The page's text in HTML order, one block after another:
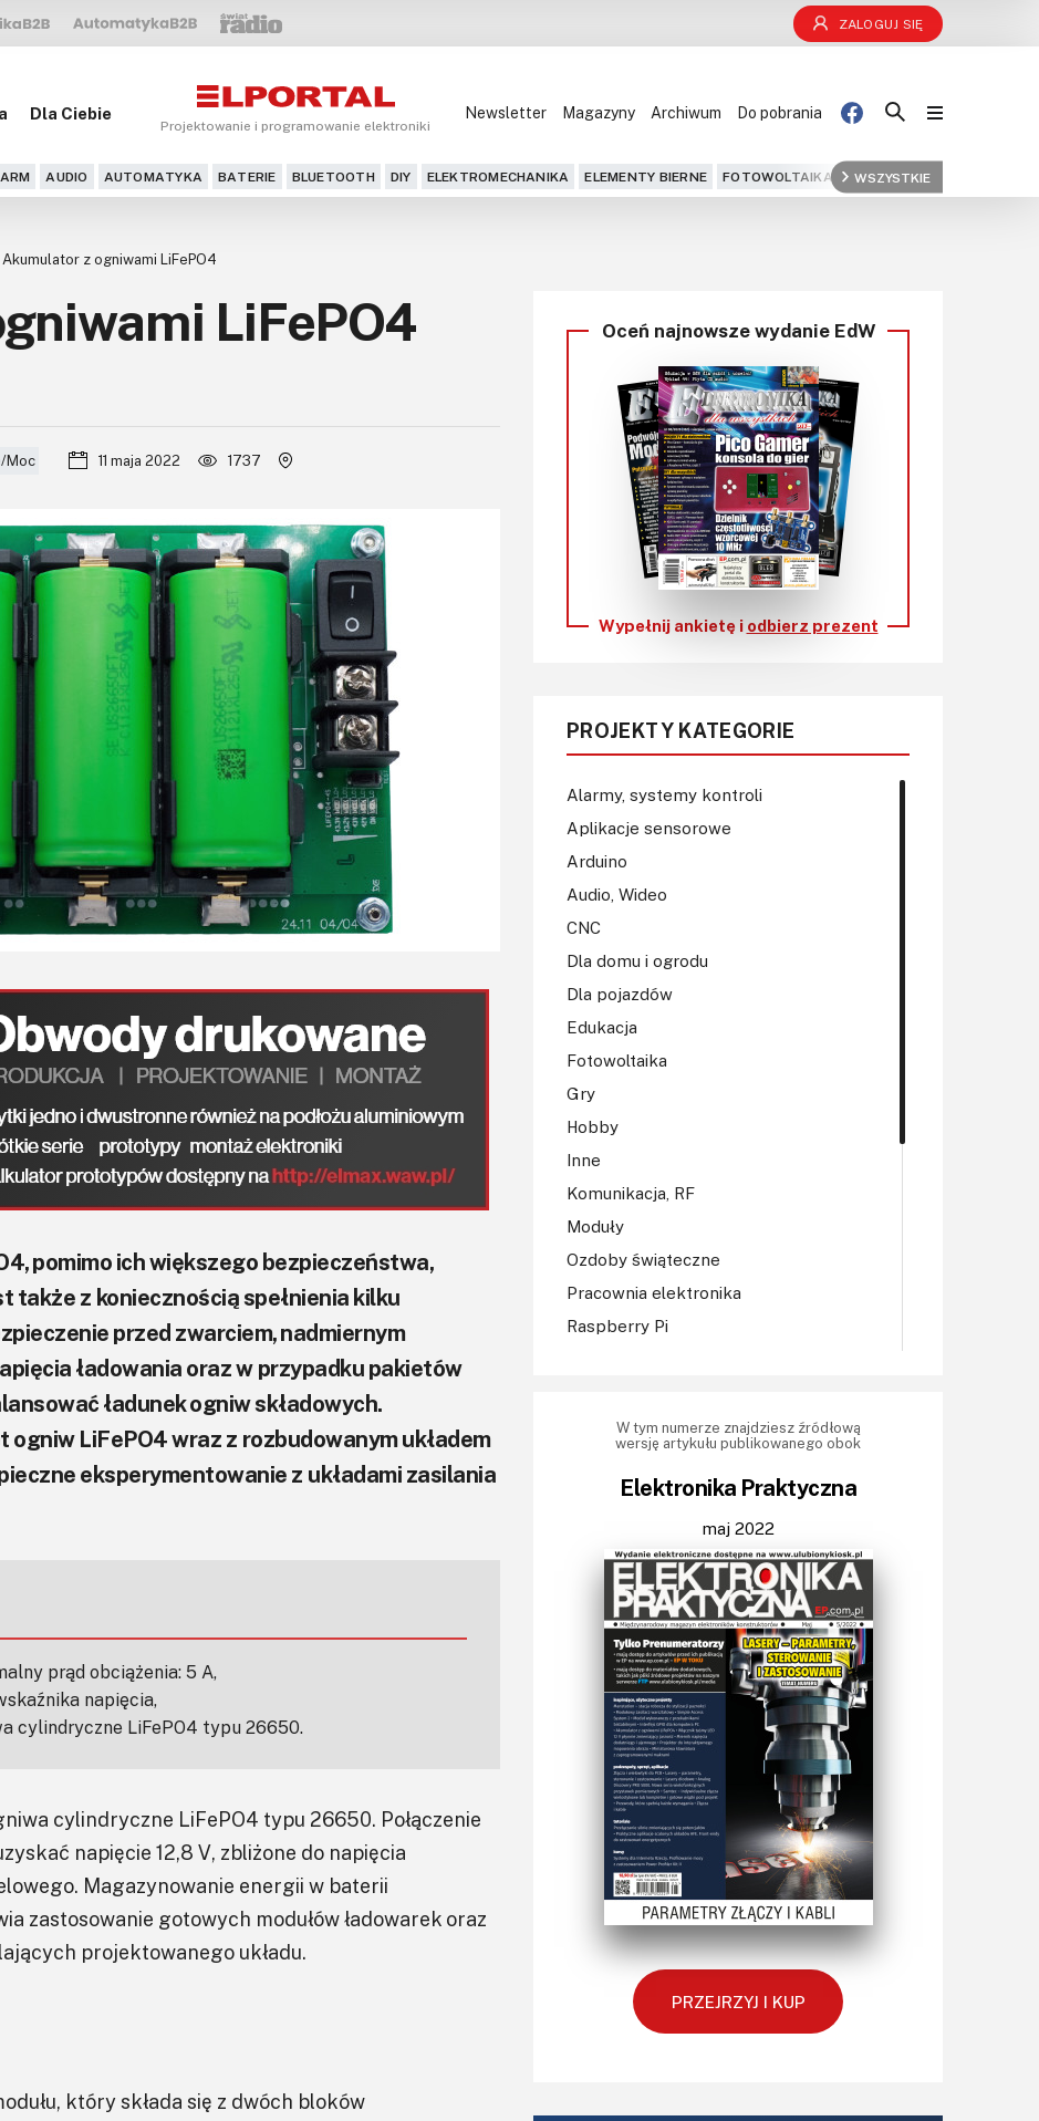
ZALOGUJ SIĘ
Dla Ciebie
Projektowanie i programowanie elektroniki
Newsletter Magazyny Archiwum Do pobrania
ARM AUDIO AUTOMATYKA BATERIE BLUETOOTH DIY ELEKTROMECHANIKA ELEMENTY BIERNE FOTOWOLTAIKA FPGA GPS
WSZYSTKIE
Blog
DIY+
Czytelnia
Dla Ciebie
KITy AVT
Kontakt
Do pobrania
Akumulator z ogniwami LiFePO4
LiFePO4
Moc 11 maja 2022 1737
pomimo ich większego bezpieczeństwa,
także z koniecznością spełnienia kilku
przed zwarciem, nadmiernym
ładowania oraz w przypadku pakietów
ładunek ogniw składowych.
LiFePO4 wraz z rozbudowanym układem
eksperymentowanie z układami zasilania
prąd obciążenia: 5 A,
napięcia,
cylindryczne LiFePO4 typu 26650.
cylindryczne LiFePO4 typu 26650. Połączenie
napięcie 12,8 V, zbliżone do napięcia
Magazynowanie energii w baterii
zastosowanie gotowych modułów ładowarek oraz
projektowanego układu.
który składa się z dwóch bloków
Oceń najnowsze wydanie EdW
Wypełnij ankietę i odbierz prezent
PROJEKTY KATEGORIE
Alarmy, systemy kontroli
Aplikacje sensorowe
Arduino
Audio, Wideo
CNC
Dla domu i ogrodu
Dla pojazdów
Edukacja
Fotowoltaika
Gry
Hobby
Inne
Komunikacja, RF
Moduły
Ozdoby świąteczne
Pracownia elektronika
Raspberry Pi
Sterowniki (kontrolery)
Światło
Technika μP, μC, PLD
Termometry i termostaty
Zasilanie/Moc
Zdalne sterowanie
Zegary, timery
W tym numerze znajdziesz źródłową
wersję artykułu publikowanego obok
Elektronika Praktyczna
maj 2022
PRZEJRZYJ I KUP